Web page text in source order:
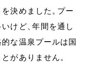
決めました 。プー
いけど 、
年間を通し
な温泉プールは国
がありません 。